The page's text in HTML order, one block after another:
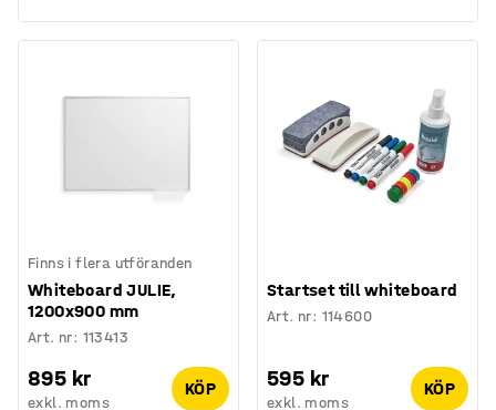
Finns i flera utföranden
Whiteboard JULIE,
1200x900 mm
Art. nr: 113413
895 kr
exkl. moms
KÖP
Startset till whiteboard
Art. nr: 114600
595 kr
exkl. moms
KÖP